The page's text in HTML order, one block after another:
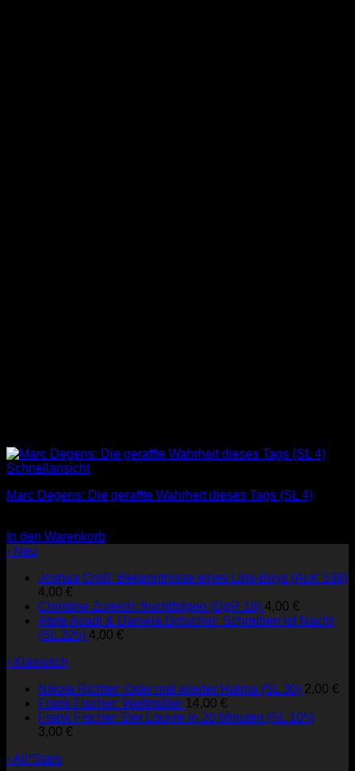
Schnellansicht
Marc Degens: Die geraffte Wahrheit dieses Tags (SL 4)
In den Warenkorb
› Neu
Joshua Groß: Bekenntnisse eines Link-Boys (AuK 538)
4,00 €
Christine Zureich: fruchtfolgen (DgR 18) 4,00 €
Atefe Asadi & Daniela Dröscher: Schreiben ist Nacht
(SL 225) 4,00 €
› Klassisch
Nikola Richter: Oder mal wieder Halma (SL 30) 2,00 €
Frank Fischer: Weltmüller 14,00 €
Frank Fischer: Der Louvre in 20 Minuten (SL 105)
3,00 €
› All*Stars